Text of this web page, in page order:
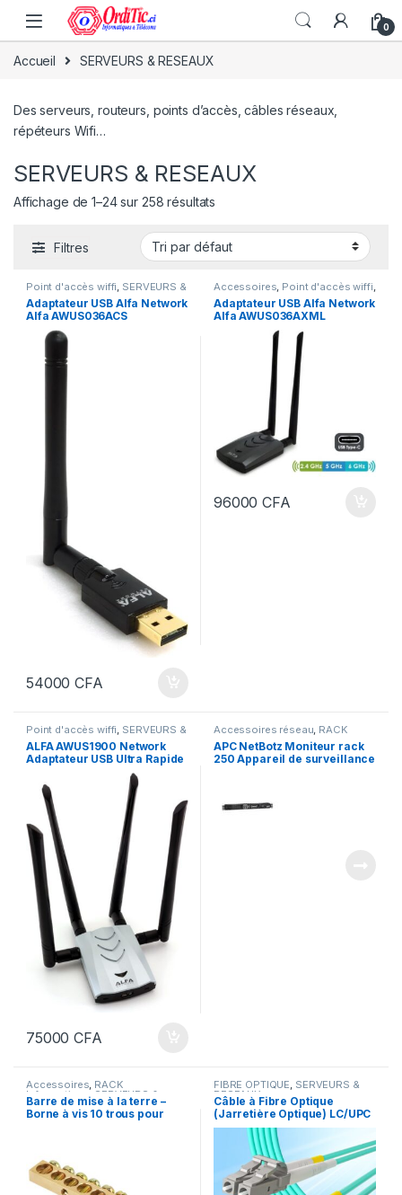
0
Accueil SERVEURS & RESEAUX
Des serveurs, routeurs, points d’accès, câbles réseaux,
répéteurs Wifi…
SERVEURS & RESEAUX
Affichage de 1–24 sur 258 résultats
Filtres
Point d'accès wiffi, SERVEURS &
RESEAUX
Adaptateur USB Alfa Network
Alfa AWUS036ACS
54000CFA
Accessoires, Point d'accès wiffi,
SERVEURS & RESEAUX
Adaptateur USB Alfa Network
Alfa AWUS036AXML
96000CFA
Point d'accès wiffi SERVEURS &
ALFA AWUS1900 Network
Adaptateur USB Ultra Rapide
75000CFA
Accessoires réseau RACK
SERVEURS &
RESEAUX,SWITCH
APC NetBotz Moniteur rack
250 Appareil de surveillance
Accessoires, RACK
Informatique, SERVEURS &
RESEAUX
Barre de mise à la terre –
Borne à vis 10 trous pour
FIBRE OPTIQUE, SERVEURS &
RESEAUX
Câble à Fibre Optique
(Jarretière Optique) LC/UPC
à LC/UPC, OS2 Monomode
Duplex 9/125um (3M)